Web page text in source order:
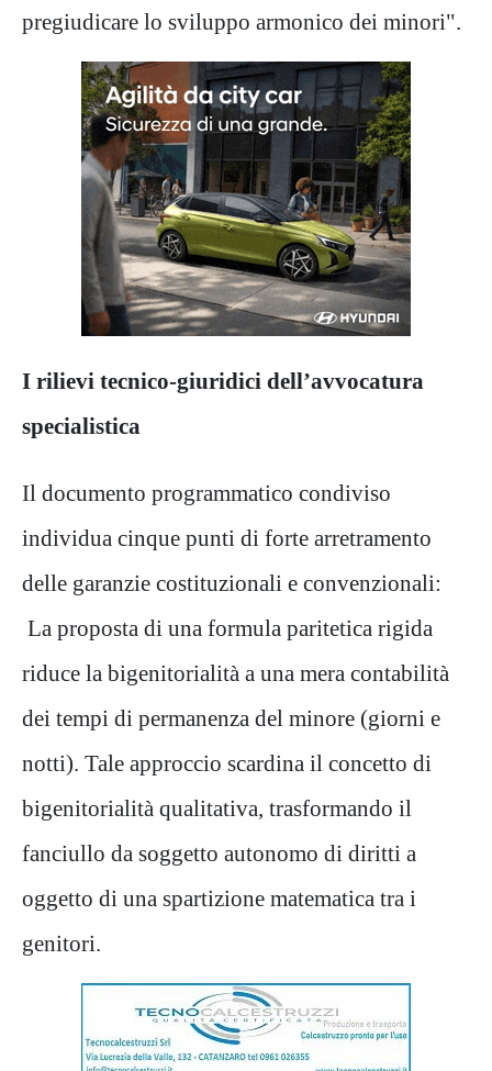
pregiudicare lo sviluppo armonico dei minori".
I rilievi tecnico-giuridici dell’avvocatura
specialistica
Il documento programmatico condiviso
individua cinque punti di forte arretramento
delle garanzie costituzionali e convenzionali:
La proposta di una formula paritetica rigida
riduce la bigenitorialità a una mera contabilità
dei tempi di permanenza del minore (giorni e
notti). Tale approccio scardina il concetto di
bigenitorialità qualitativa, trasformando il
fanciullo da soggetto autonomo di diritti a
oggetto di una spartizione matematica tra i
genitori.